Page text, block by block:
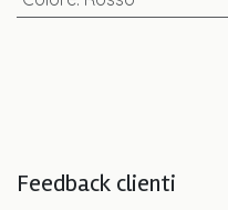
Feedback clienti